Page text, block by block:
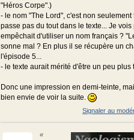
"Héros Corpe".)
- le nom "The Lord", c'est non seulement
passe pas du tout dans le texte... Je vois
empêchait d'utiliser un nom français ?
sonne mal ? En plus il se récupère un
l'épisode 5...
- le texte aurait mérité d'être un peu plus
Donc une impression en demi-teinte,
bien envie de voir la suite.
Signaler au
«